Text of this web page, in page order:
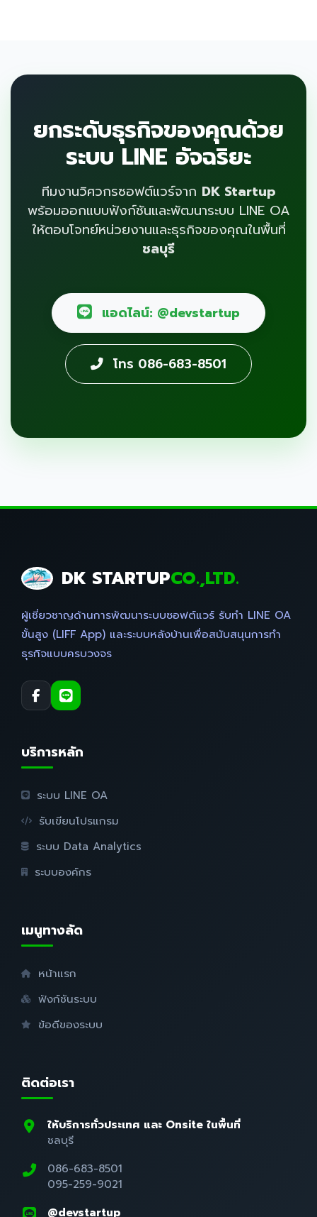
ยกระดับธุรกิจของคุณด้วย
ระบบ LINE อัจฉริยะ
ทีมงานวิศวกรซอฟต์แวร์จาก DK Startup
พร้อมออกแบบฟังก์ชันและพัฒนาระบบ LINE OA
ให้ตอบโจทย์หน่วยงานและธุรกิจของคุณในพื้นที่
ชลบุรี
แอดไลน์: @devstartup
โทร 086-683-8501
DK STARTUPCO.,LTD.
ผู้เชี่ยวชาญด้านการพัฒนาระบบซอฟต์แวร์ รับทำ LINE OA
ขั้นสูง (LIFF App) และระบบหลังบ้านเพื่อสนับสนุนการทำ
ธุรกิจแบบครบวงจร
บริการหลัก
ระบบ LINE OA
รับเขียนโปรแกรม
ระบบ Data Analytics
ระบบองค์กร
เมนูทางลัด
หน้าแรก
ฟังก์ชันระบบ
ข้อดีของระบบ
ติดต่อเรา
ให้บริการทั่วประเทศ และ Onsite ในพื้นที่
ชลบุรี
086-683-8501
095-259-9021
@devstartup